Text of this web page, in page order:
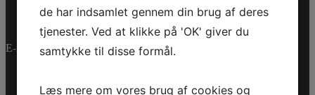
E-mail:info@jettrade.dk
de har indsamlet gennem din brug af deres
tjenester. Ved at klikke på 'OK' giver du
samtykke til disse formål.
Læs mere om vores brug af cookies og